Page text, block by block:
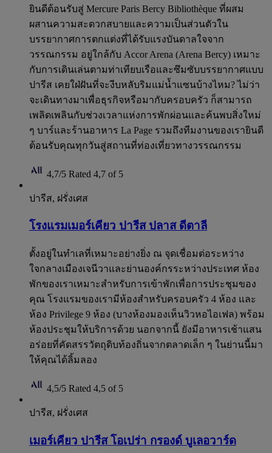
ยินดีต้อนรับสู่ Mercure Paris Bercy Bibliothèque ที่ผสม
ผสานความสะดวกสบายและความเป็นส่วนตัวใน
บรรยากาศการตกแต่งที่ได้รับแรงบันดาลใจจาก
วรรณกรรม อยู่ใกล้กับ Accor Arena (Arena Bercy) เหมาะ
กับการเดินเล่นตามท่าเทียบเรือและซึมซับบรรยากาศแบบ
ปารีส เคยใฝ่ฝันที่จะงีบหลับริมแม่น้ำแซนบ้างไหม? ไม่ว่า
จะเดินทางมาเพื่อธุรกิจหรือมากับครอบครัว ก็สามารถ
เพลิดเพลินกับช่วงเวลาแห่งการพักผ่อนและค้นพบสิ่งใหม่
ๆ บาร์และร้านอาหาร La Page รวมถึงทีมงานของเรายินดี
ต้อนรับคุณทุกวันสู่สถานที่ท่องเที่ยวทางวรรณกรรม
4,7/5 Rated 4,7 of 5
ปารีส, ฝรั่งเศส
โรงแรมเมอร์เคียว ปารีส ปลาส ดีตาลี
ตั้งอยู่ในทำเลที่เหมาะอย่างยิ่ง ณ จุดเชื่อมต่อระหว่าง
ใจกลางเมืองเจนีวาและย่านองค์กรระหว่างประเทศ ห้อง
พักของเราเหมาะสำหรับการเข้าพักเพื่อการประชุมของ
คุณ โรงแรมของเรามีห้องสำหรับครอบครัว 4 ห้อง และ
ห้อง Privilege 9 ห้อง (บางห้องมองเห็นวิวหอไอเฟล) พร้อม
ห้องประชุมให้บริการด้วย นอกจากนี้ ยังมีอาหารเช้าแสน
อร่อยที่คัดสรรวัตถุดิบท้องถิ่นจากตลาดเล็ก ๆ ในย่านนี้มา
ให้คุณได้ลิ้มลอง
4,5/5 Rated 4,5 of 5
ปารีส, ฝรั่งเศส
เมอร์เคียว ปารีส โอเปร่า กรองด์ บูเลอวาร์ด